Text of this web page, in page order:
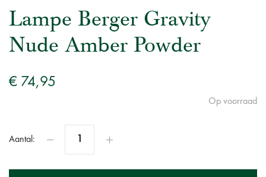
Lampe Berger Gravity
Nude Amber Powder
€ 74,95
Op voorraad
Aantal: